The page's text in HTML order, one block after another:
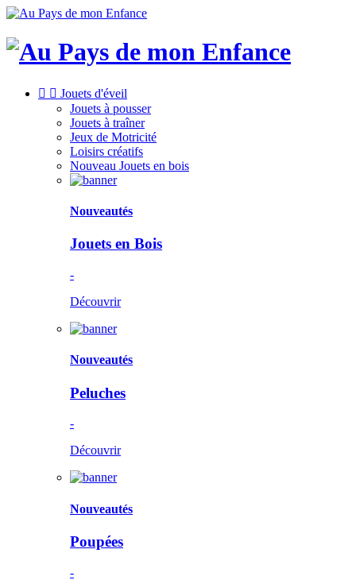
  Jouets d'éveil
Jouets à pousser
Jouets à traîner
Jeux de Motricité
Loisirs créatifs
Nouveau Jouets en bois
Nouveautés
Jouets en Bois
-
Découvrir
Nouveautés
Peluches
-
Découvrir
Nouveautés
Poupées
-